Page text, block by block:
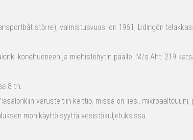
större), valmistusvuosi on 1961, Lidingön
konehuoneen ja miehistöhytin päälle. M/s Ahti 219
8 tn.
varusteltiin keittiö, missä on liesi,
monikäyttöisyyttä vesistökuljetuksissa.